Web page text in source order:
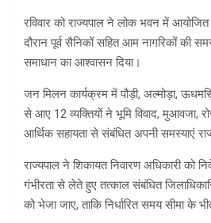
रविवार को राज्यपाल ने लोक भवन में
दौरान पूर्व सैनिकों सहित आम नागरिकों की
समाधान का आश्वासन दिया।
जन मिलन कार्यक्रम में पौड़ी, अल्मोड़ा,
से आए 12 व्यक्तियों ने भूमि विवाद, मुआवजा,
आर्थिक सहायता से संबंधित अपनी समस्याएं
राज्यपाल ने शिकायत निवारण अधिकारी को
गंभीरता से लेते हुए तत्काल संबंधित
को भेजा जाए, ताकि निर्धारित समय सीमा के